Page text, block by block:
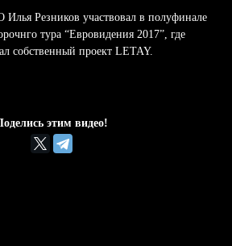
Илья Резников участвовал в полуфинале
тура “Евровидения 2017”, где
собственный проект LETAY.
этим видео!